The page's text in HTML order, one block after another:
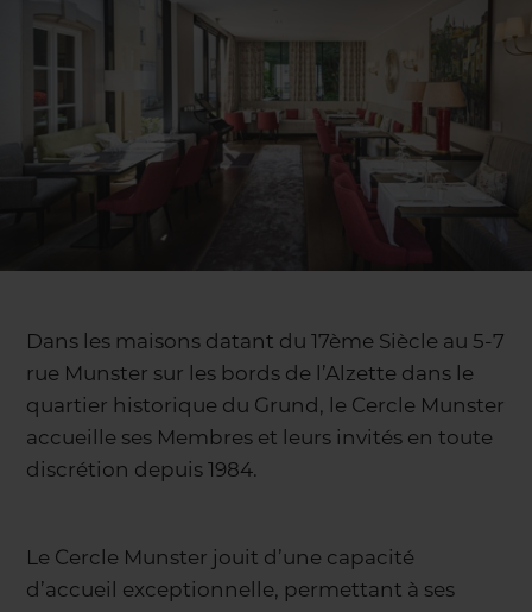
Dans les maisons datant du 17ème Siècle au 5-7
rue Munster sur les bords de l’Alzette dans le
quartier historique du Grund, le Cercle Munster
accueille ses Membres et leurs invités en toute
discrétion depuis 1984.
Le Cercle Munster jouit d’une capacité
d’accueil exceptionnelle, permettant à ses